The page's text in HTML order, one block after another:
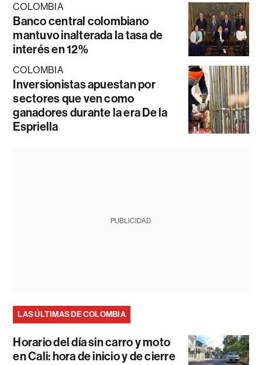
COLOMBIA
Banco central colombiano
mantuvo inalterada la tasa de
interés en 12%
COLOMBIA
Inversionistas apuestan por
sectores que ven como
ganadores durante la era De la
Espriella
PUBLICIDAD
LAS ÚLTIMAS DE COLOMBIA
Horario del día sin carro y moto
en Cali: hora de inicio y de cierre